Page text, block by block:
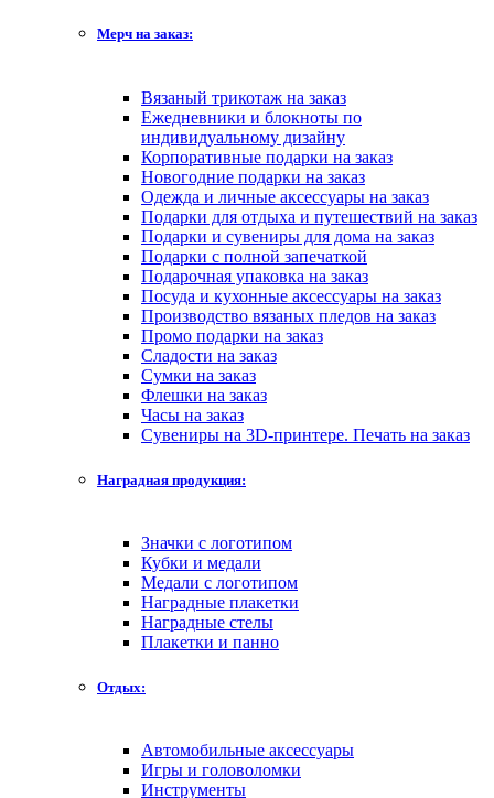
Мерч на заказ:
Вязаный трикотаж на заказ
Ежедневники и блокноты по
индивидуальному дизайну
Корпоративные подарки на заказ
Новогодние подарки на заказ
Одежда и личные аксессуары на заказ
Подарки для отдыха и путешествий на заказ
Подарки и сувениры для дома на заказ
Подарки с полной запечаткой
Подарочная упаковка на заказ
Посуда и кухонные аксессуары на заказ
Производство вязаных пледов на заказ
Промо подарки на заказ
Сладости на заказ
Сумки на заказ
Флешки на заказ
Часы на заказ
Сувениры на 3D-принтере. Печать на заказ
Наградная продукция:
Значки с логотипом
Кубки и медали
Медали с логотипом
Наградные плакетки
Наградные стелы
Плакетки и панно
Отдых:
Автомобильные аксессуары
Игры и головоломки
Инструменты